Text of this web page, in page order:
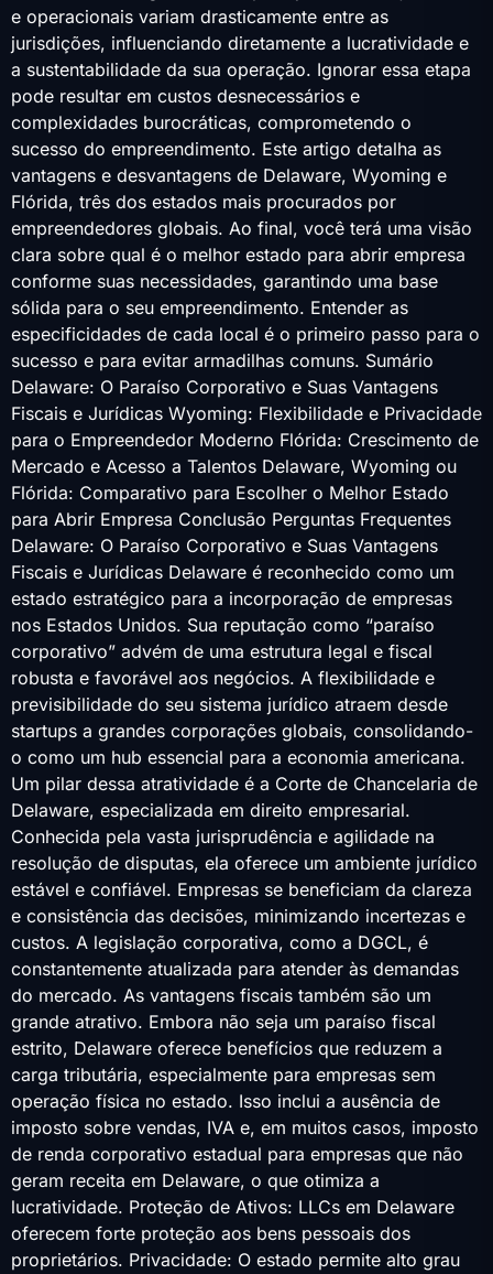
e operacionais variam drasticamente entre as
jurisdições, influenciando diretamente a lucratividade e
a sustentabilidade da sua operação. Ignorar essa etapa
pode resultar em custos desnecessários e
complexidades burocráticas, comprometendo o
sucesso do empreendimento. Este artigo detalha as
vantagens e desvantagens de Delaware, Wyoming e
Flórida, três dos estados mais procurados por
empreendedores globais. Ao final, você terá uma visão
clara sobre qual é o melhor estado para abrir empresa
conforme suas necessidades, garantindo uma base
sólida para o seu empreendimento. Entender as
especificidades de cada local é o primeiro passo para o
sucesso e para evitar armadilhas comuns. Sumário
Delaware: O Paraíso Corporativo e Suas Vantagens
Fiscais e Jurídicas Wyoming: Flexibilidade e Privacidade
para o Empreendedor Moderno Flórida: Crescimento de
Mercado e Acesso a Talentos Delaware, Wyoming ou
Flórida: Comparativo para Escolher o Melhor Estado
para Abrir Empresa Conclusão Perguntas Frequentes
Delaware: O Paraíso Corporativo e Suas Vantagens
Fiscais e Jurídicas Delaware é reconhecido como um
estado estratégico para a incorporação de empresas
nos Estados Unidos. Sua reputação como “paraíso
corporativo” advém de uma estrutura legal e fiscal
robusta e favorável aos negócios. A flexibilidade e
previsibilidade do seu sistema jurídico atraem desde
startups a grandes corporações globais, consolidando-
o como um hub essencial para a economia americana.
Um pilar dessa atratividade é a Corte de Chancelaria de
Delaware, especializada em direito empresarial.
Conhecida pela vasta jurisprudência e agilidade na
resolução de disputas, ela oferece um ambiente jurídico
estável e confiável. Empresas se beneficiam da clareza
e consistência das decisões, minimizando incertezas e
custos. A legislação corporativa, como a DGCL, é
constantemente atualizada para atender às demandas
do mercado. As vantagens fiscais também são um
grande atrativo. Embora não seja um paraíso fiscal
estrito, Delaware oferece benefícios que reduzem a
carga tributária, especialmente para empresas sem
operação física no estado. Isso inclui a ausência de
imposto sobre vendas, IVA e, em muitos casos, imposto
de renda corporativo estadual para empresas que não
geram receita em Delaware, o que otimiza a
lucratividade. Proteção de Ativos: LLCs em Delaware
oferecem forte proteção aos bens pessoais dos
proprietários. Privacidade: O estado permite alto grau